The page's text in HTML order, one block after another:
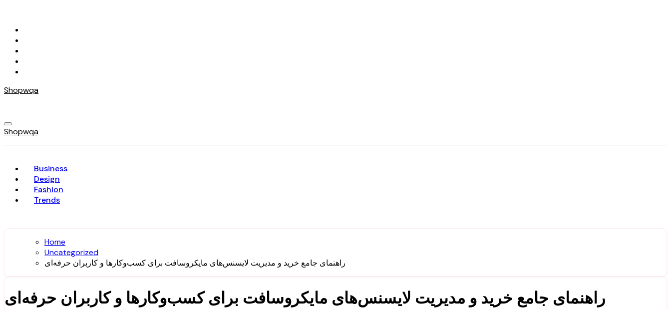
content
Shopwqa
Shopwqa
Business
Design
Fashion
Trends
Home
Uncategorized
راهنمای جامع خرید و مدیریت لایسنس‌های مایکروسافت برای کسب‌وکارها و کاربران حرفه‌ای
راهنمای جامع خرید و مدیریت لایسنس‌های مایکروسافت برای کسب‌وکارها و کاربران حرفه‌ای